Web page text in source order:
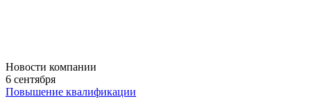
Новости компании
6 сентября
Повышение квалификации